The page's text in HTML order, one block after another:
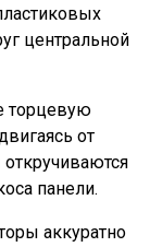
центральной
торцевую
от
панели.
аккуратно